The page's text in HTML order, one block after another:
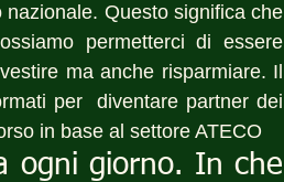
Questo significa che
permetterci di essere
ma anche risparmiare. Il
per  diventare partner dei
in base al settore ATECO
ogni giorno. In che